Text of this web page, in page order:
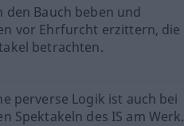
den Bauch beben und
vor Ehrfurcht erzittern, die
betrachten.
perverse Logik ist auch bei
Spektakeln des IS am Werk.